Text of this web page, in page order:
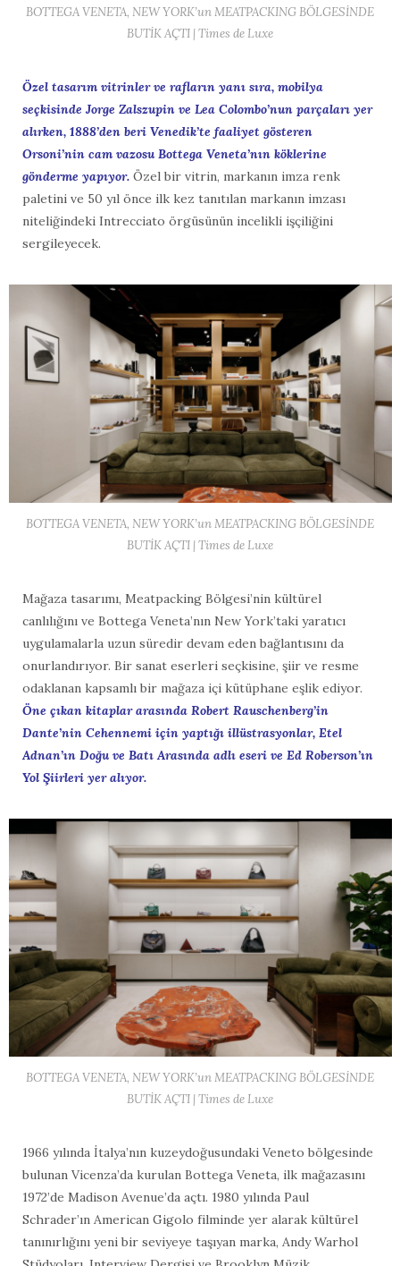
BOTTEGA VENETA, NEW YORK’un MEATPACKING BÖLGESİNDE
BUTİK AÇTI | Times de Luxe
Özel tasarım vitrinler ve rafların yanı sıra, mobilya
seçkisinde Jorge Zalszupin ve Lea Colombo’nun parçaları yer
alırken, 1888’den beri Venedik’te faaliyet gösteren
Orsoni’nin cam vazosu Bottega Veneta’nın köklerine
gönderme yapıyor. Özel bir vitrin, markanın imza renk
paletini ve 50 yıl önce ilk kez tanıtılan markanın imzası
niteliğindeki Intrecciato örgüsünün incelikli işçiliğini
sergileyecek.
BOTTEGA VENETA, NEW YORK’un MEATPACKING BÖLGESİNDE
BUTİK AÇTI | Times de Luxe
Mağaza tasarımı, Meatpacking Bölgesi’nin kültürel
canlılığını ve Bottega Veneta’nın New York’taki yaratıcı
uygulamalarla uzun süredir devam eden bağlantısını da
onurlandırıyor. Bir sanat eserleri seçkisine, şiir ve resme
odaklanan kapsamlı bir mağaza içi kütüphane eşlik ediyor.
Öne çıkan kitaplar arasında Robert Rauschenberg’in
Dante’nin Cehennemi için yaptığı illüstrasyonlar, Etel
Adnan’ın Doğu ve Batı Arasında adlı eseri ve Ed Roberson’ın
Yol Şiirleri yer alıyor.
BOTTEGA VENETA, NEW YORK’un MEATPACKING BÖLGESİNDE
BUTİK AÇTI | Times de Luxe
1966 yılında İtalya’nın kuzeydoğusundaki Veneto bölgesinde
bulunan Vicenza’da kurulan Bottega Veneta, ilk mağazasını
1972’de Madison Avenue’da açtı. 1980 yılında Paul
Schrader’ın American Gigolo filminde yer alarak kültürel
tanınırlığını yeni bir seviyeye taşıyan marka, Andy Warhol